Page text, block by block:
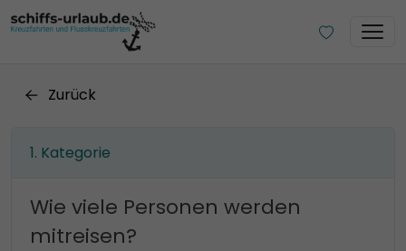
Zurück
Kategorie
Wie viele Personen werden
mitreisen?